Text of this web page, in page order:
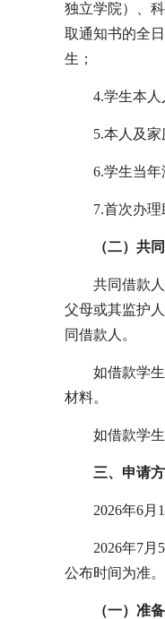
独立学院）、
取通知书的全
生；
4.学生本
5.本人及
6.学生当
7.首次办
（二）共
共同借款
父母或其监护
同借款人。
如借款学
材料。
如借款学
三、申请
2026年6月
2026年7
公布时间为准。
（一）准